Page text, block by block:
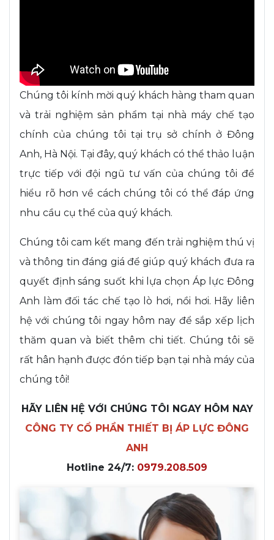
Chúng tôi kính mời quý khách hàng tham quan
và trải nghiệm sản phẩm tại nhà máy chế tạo
chính của chúng tôi tại trụ sở chính ở Đông
Anh, Hà Nội. Tại đây, quý khách có thể thảo luận
trực tiếp với đội ngũ tư vấn của chúng tôi để
hiểu rõ hơn về cách chúng tôi có thể đáp ứng
nhu cầu cụ thể của quý khách.
Chúng tôi cam kết mang đến trải nghiệm thú vị
và thông tin đáng giá để giúp quý khách đưa ra
quyết định sáng suốt khi lựa chọn Áp lực Đông
Anh làm đối tác chế tạo lò hơi, nồi hơi. Hãy liên
hệ với chúng tôi ngay hôm nay để sắp xếp lịch
thăm quan và biết thêm chi tiết. Chúng tôi sẽ
rất hân hạnh được đón tiếp bạn tại nhà máy của
chúng tôi!
HÃY LIÊN HỆ VỚI CHÚNG TÔI NGAY HÔM NAY
CÔNG TY CỔ PHẦN THIẾT BỊ ÁP LỰC ĐÔNG
ANH
Hotline 24/7: 0979.208.509